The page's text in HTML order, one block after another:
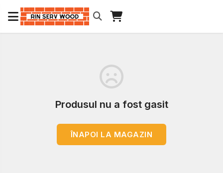
Produsul nu a fost gasit
ÎNAPOI LA MAGAZIN